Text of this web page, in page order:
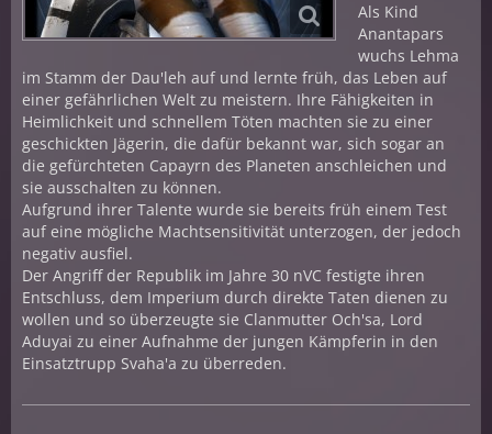
Als Kind
Anantapars
wuchs Lehma
im Stamm der Dau'leh auf und lernte früh, das Leben auf
einer gefährlichen Welt zu meistern. Ihre Fähigkeiten in
Heimlichkeit und schnellem Töten machten sie zu einer
geschickten Jägerin, die dafür bekannt war, sich sogar an
die gefürchteten Capayrn des Planeten anschleichen und
sie ausschalten zu können.
Aufgrund ihrer Talente wurde sie bereits früh einem Test
auf eine mögliche Machtsensitivität unterzogen, der jedoch
negativ ausfiel.
Der Angriff der Republik im Jahre 30 nVC festigte ihren
Entschluss, dem Imperium durch direkte Taten dienen zu
wollen und so überzeugte sie Clanmutter Och'sa, Lord
Aduyai zu einer Aufnahme der jungen Kämpferin in den
Einsatztrupp Svaha'a zu überreden.